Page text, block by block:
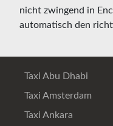
nicht zwingend in
automatisch den
Taxi Abu Dhabi
Taxi Amsterdam
Taxi Ankara